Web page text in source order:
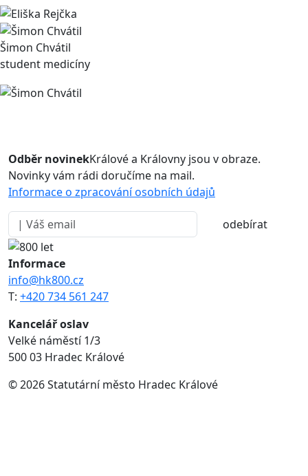
Šimon Chvátil
student medicíny
Odběr novinekKrálové a Královny jsou v obraze.
Novinky vám rádi doručíme na mail.
Informace o zpracování osobních údajů
odebírat
Informace
info@hk800.cz
T: +420 734 561 247
Kancelář oslav
Velké náměstí 1/3
500 03 Hradec Králové
© 2026 Statutární město Hradec Králové